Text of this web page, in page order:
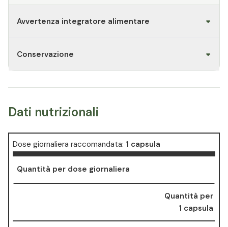
Avvertenza integratore alimentare
Conservazione
Dati nutrizionali
Dose giornaliera raccomandata: 1 capsula
Quantità per dose giornaliera
Quantità per
1 capsula